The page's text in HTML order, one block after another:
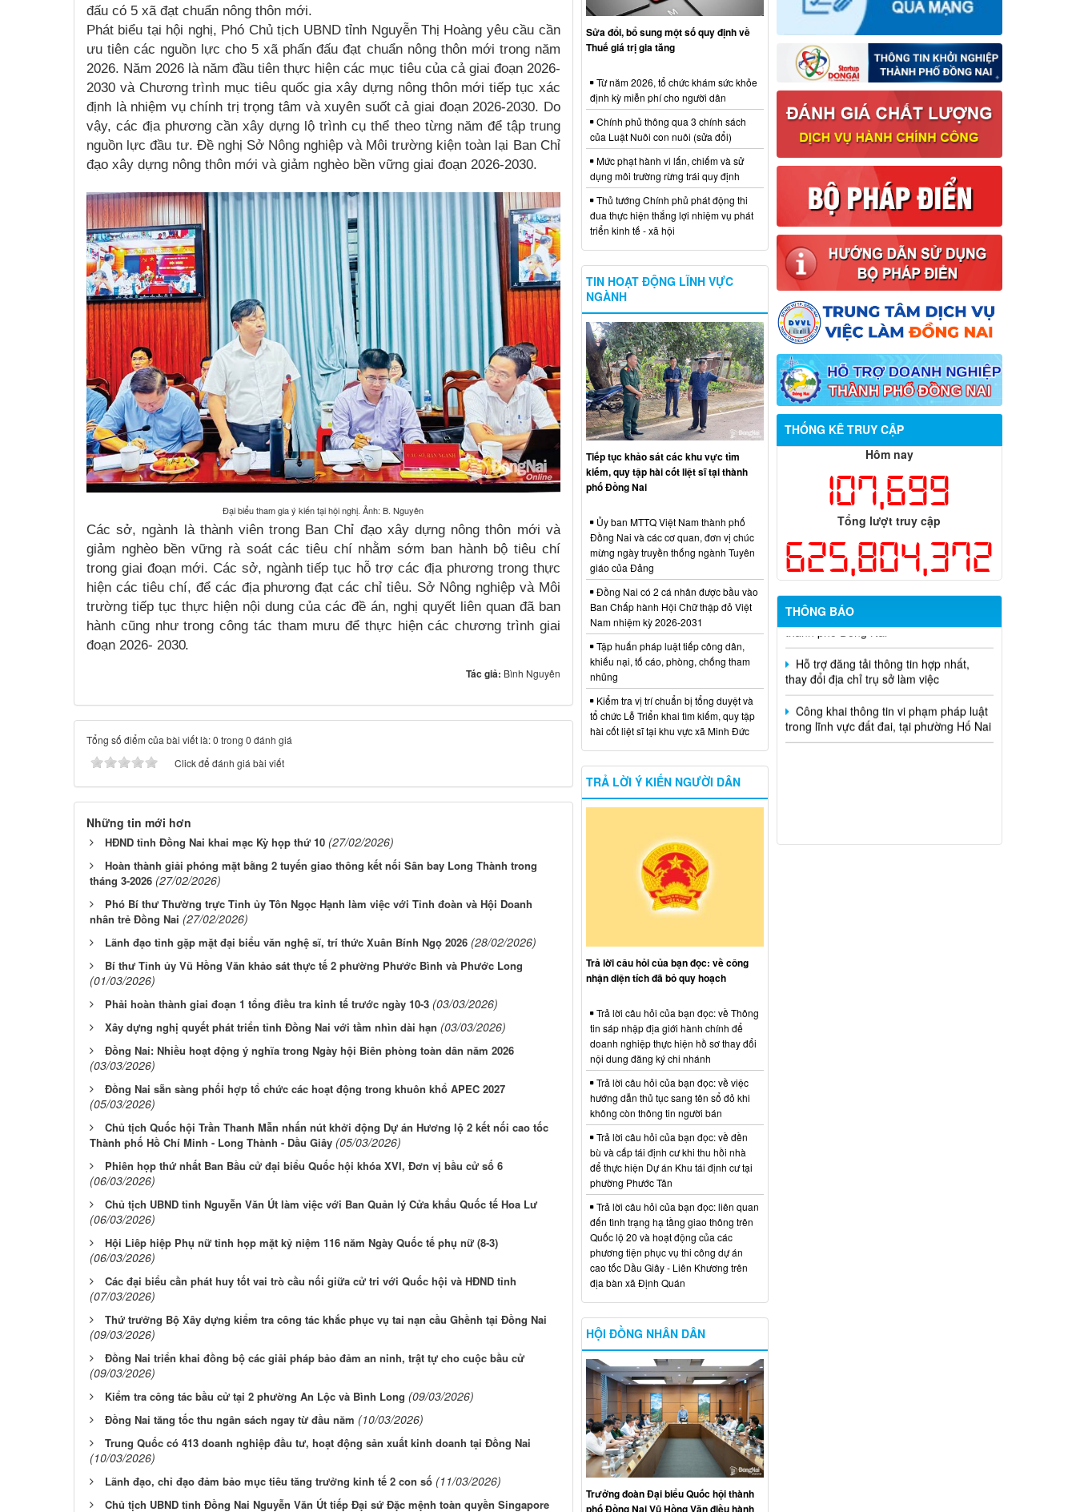
đấu có 5 xã đạt chuẩn nông thôn mới.
Phát biểu tại hội nghị, Phó Chủ tịch UBND tỉnh Nguyễn Thị Hoàng yêu cầu cần
ưu tiên các nguồn lực cho 5 xã phấn đấu đạt chuẩn nông thôn mới trong năm
2026. Năm 2026 là năm đầu tiên thực hiện các mục tiêu của cả giai đoạn 2026-
2030 và Chương trình mục tiêu quốc gia xây dựng nông thôn mới tiếp tục xác
định là nhiệm vụ chính trị trọng tâm và xuyên suốt cả giai đoạn 2026-2030. Do
vậy, các địa phương cần xây dựng lộ trình cụ thể theo từng năm để tập trung
nguồn lực đầu tư. Đề nghị Sở Nông nghiệp và Môi trường kiện toàn lại Ban Chỉ
đạo xây dựng nông thôn mới và giảm nghèo bền vững giai đoạn 2026-2030.
Đại biểu tham gia ý kiến tại hội nghị. Ảnh: B. Nguyên
Các sở, ngành là thành viên trong Ban Chỉ đạo xây dựng nông thôn mới và
giảm nghèo bền vững rà soát các tiêu chí nhằm sớm ban hành bộ tiêu chí
trong giai đoạn mới. Các sở, ngành tiếp tục hỗ trợ các địa phương trong thực
hiện các tiêu chí, để các địa phương đạt các chỉ tiêu. Sở Nông nghiệp và Môi
trường tiếp tục thực hiện nội dung của các đề án, nghị quyết liên quan đã ban
hành cũng như trong công tác tham mưu để thực hiện các chương trình giai
đoạn 2026- 2030.
Tác giả: Bình Nguyên
Tổng số điểm của bài viết là: 0 trong 0 đánh giá
Click để đánh giá bài viết
Những tin mới hơn
HĐND tỉnh Đồng Nai khai mạc Kỳ họp thứ 10 (27/02/2026)
Hoàn thành giải phóng mặt bằng 2 tuyến giao thông kết nối Sân bay Long Thành trong
tháng 3-2026 (27/02/2026)
Phó Bí thư Thường trực Tỉnh ủy Tôn Ngọc Hạnh làm việc với Tỉnh đoàn và Hội Doanh
nhân trẻ Đồng Nai (27/02/2026)
Lãnh đạo tỉnh gặp mặt đại biểu văn nghệ sĩ, trí thức Xuân Bính Ngọ 2026 (28/02/2026)
Bí thư Tỉnh ủy Vũ Hồng Văn khảo sát thực tế 2 phường Phước Bình và Phước Long
(01/03/2026)
Phải hoàn thành giai đoạn 1 tổng điều tra kinh tế trước ngày 10-3 (03/03/2026)
Xây dựng nghị quyết phát triển tỉnh Đồng Nai với tầm nhìn dài hạn (03/03/2026)
Đồng Nai: Nhiều hoạt động ý nghĩa trong Ngày hội Biên phòng toàn dân năm 2026
(03/03/2026)
Đồng Nai sẵn sàng phối hợp tổ chức các hoạt động trong khuôn khổ APEC 2027
(05/03/2026)
Chủ tịch Quốc hội Trần Thanh Mẫn nhấn nút khởi động Dự án Hương lộ 2 kết nối cao tốc
Thành phố Hồ Chí Minh - Long Thành - Dầu Giây (05/03/2026)
Phiên họp thứ nhất Ban Bầu cử đại biểu Quốc hội khóa XVI, Đơn vị bầu cử số 6
(06/03/2026)
Chủ tịch UBND tỉnh Nguyễn Văn Út làm việc với Ban Quản lý Cửa khẩu Quốc tế Hoa Lư
(06/03/2026)
Hội Liêp hiệp Phụ nữ tỉnh họp mặt kỷ niệm 116 năm Ngày Quốc tế phụ nữ (8-3)
(06/03/2026)
Các đại biểu cần phát huy tốt vai trò cầu nối giữa cử tri với Quốc hội và HĐND tỉnh
(07/03/2026)
Thứ trưởng Bộ Xây dựng kiểm tra công tác khắc phục vụ tai nạn cầu Ghềnh tại Đồng Nai
(09/03/2026)
Đồng Nai triển khai đồng bộ các giải pháp bảo đảm an ninh, trật tự cho cuộc bầu cử
(09/03/2026)
Kiểm tra công tác bầu cử tại 2 phường An Lộc và Bình Long (09/03/2026)
Đồng Nai tăng tốc thu ngân sách ngay từ đầu năm (10/03/2026)
Trung Quốc có 413 doanh nghiệp đầu tư, hoạt động sản xuất kinh doanh tại Đồng Nai
(10/03/2026)
Lãnh đạo, chỉ đạo đảm bảo mục tiêu tăng trưởng kinh tế 2 con số (11/03/2026)
Chủ tịch UBND tỉnh Đồng Nai Nguyễn Văn Út tiếp Đại sứ Đặc mệnh toàn quyền Singapore
THỐNG KÊ TRUY CẬP
Hôm nay
107,699
Tổng lượt truy cập
625,804,372
THÔNG BÁO
Thông báo về việc tuyển dụng viên
chức năm 2026
Thông báo tuyển chọn tổ chức và cá
nhân chủ trì thực hiện nhiệm vụ khoa
học và công nghệ cấp thành phố sử
dụng ngân sách nhà nước đặt hàng thực
hiện năm 2026 (đợt 1) lần 3
khai Kế hoạch Khám sức khỏe định kỳ
hoặc khám sàng lọc miễn phí ít nhất mỗi
năm một lần cho người dân trên địa bàn
thành phố Đồng Nai
Hỗ trợ đăng tải thông tin hợp nhất,
thay đổi địa chỉ trụ sở làm việc
Công khai thông tin vi phạm pháp luật
trong lĩnh vực đất đai, tại phường Hố Nai
Sửa đổi, bổ sung một số quy định về
Thuế giá trị gia tăng
Từ năm 2026, tổ chức khám sức khỏe
định kỳ miễn phí cho người dân
Chính phủ thông qua 3 chính sách
của Luật Nuôi con nuôi (sửa đổi)
Mức phạt hành vi lấn, chiếm và sử
dụng môi trường rừng trái quy định
Thủ tướng Chính phủ phát động thi
đua thực hiện thắng lợi nhiệm vụ phát
triển kinh tế - xã hội
TIN HOẠT ĐỘNG LĨNH VỰC
NGÀNH
Tiếp tục khảo sát các khu vực tìm
kiếm, quy tập hài cốt liệt sĩ tại thành
phố Đồng Nai
Ủy ban MTTQ Việt Nam thành phố
Đồng Nai và các cơ quan, đơn vị chúc
mừng ngày truyền thống ngành Tuyên
giáo của Đảng
Đồng Nai có 2 cá nhân được bầu vào
Ban Chấp hành Hội Chữ thập đỏ Việt
Nam nhiệm kỳ 2026-2031
Tập huấn pháp luật tiếp công dân,
khiếu nại, tố cáo, phòng, chống tham
nhũng
Kiểm tra vị trí chuẩn bị tổng duyệt và
tổ chức Lễ Triển khai tìm kiếm, quy tập
hài cốt liệt sĩ tại khu vực xã Minh Đức
TRẢ LỜI Ý KIẾN NGƯỜI DÂN
Trả lời câu hỏi của bạn đọc: về công
nhận diện tích đã bỏ quy hoạch
Trả lời câu hỏi của bạn đọc: về Thông
tin sáp nhập địa giới hành chính để
doanh nghiệp thực hiện hồ sơ thay đổi
nội dung đăng ký chi nhánh
Trả lời câu hỏi của bạn đọc: về việc
hướng dẫn thủ tục sang tên sổ đỏ khi
không còn thông tin người bán
Trả lời câu hỏi của bạn đọc: về đền
bù và cấp tái định cư khi thu hồi nhà
để thực hiện Dự án Khu tái định cư tại
phường Phước Tân
Trả lời câu hỏi của bạn đọc: liên quan
đến tình trạng hạ tầng giao thông trên
Quốc lộ 20 và hoạt động của các
phương tiện phục vụ thi công dự án
cao tốc Dầu Giây - Liên Khương trên
địa bàn xã Định Quán
HỘI ĐỒNG NHÂN DÂN
Trưởng đoàn Đại biểu Quốc hội thành
phố Đồng Nai Vũ Hồng Văn điều hành